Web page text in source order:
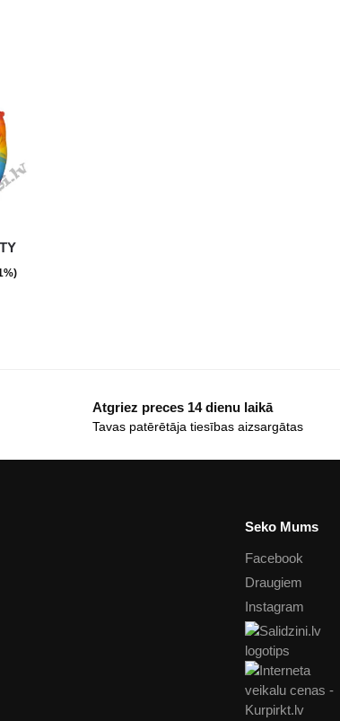
Atgriez preces 14 dienu laikā
Tavas patērētāja tiesības aizsargātas
Seko Mums
Facebook
Draugiem
Instagram